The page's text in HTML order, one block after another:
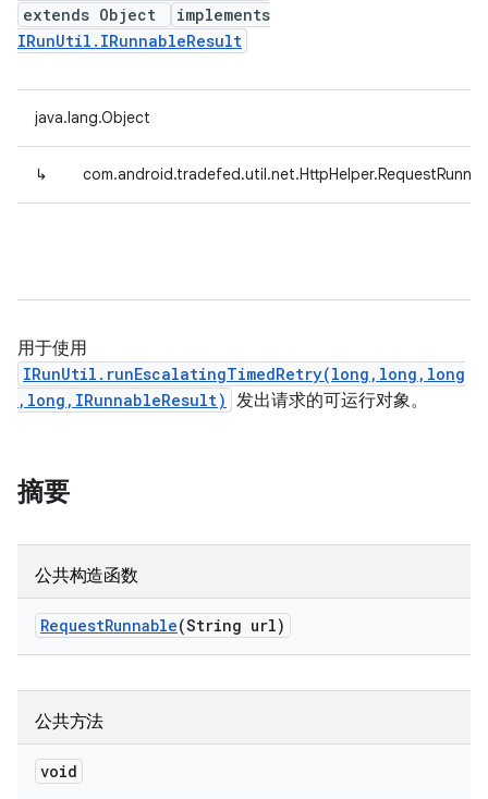
extends Object
implements
IRunUtil.IRunnableResult
java.lang.Object
↳
用于使用
IRunUtil.runEscalatingTimedRetry(long,long,long
,long,IRunnableResult) 发出请求的可运行对象。
摘要
公共构造函数
RequestRunnable(String url)
公共方法
void